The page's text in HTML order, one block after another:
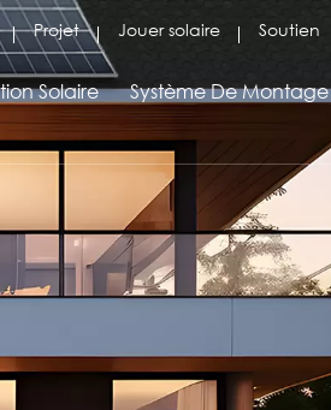
Projet Jouer solaire Soutien
Solaire Système De Montage